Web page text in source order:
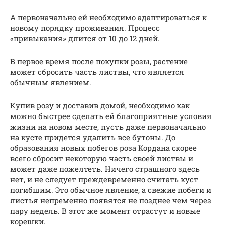
А первоначально ей необходимо адаптироваться к
новому порядку проживания. Процесс
«привыкания» длится от 10 до 12 дней.
В первое время после покупки розы, растение
может сбросить часть листвы, что является
обычным явлением.
Купив розу и доставив домой, необходимо как
можно быстрее сделать ей благоприятные условия
жизни на новом месте, пусть даже первоначально
на кусте придется удалить все бутоны. До
образования новых побегов роза Кордана скорее
всего сбросит некоторую часть своей листвы и
может даже пожелтеть. Ничего страшного здесь
нет, и не следует преждевременно считать куст
погибшим. Это обычное явление, а свежие побеги и
листья непременно появятся не позднее чем через
пару недель. В этот же момент отрастут и новые
корешки.